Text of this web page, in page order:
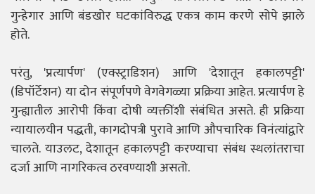
गुन्हेगार आणि बंडखोर घटकांविरुद्ध एकत्र काम करणे सोपे झाले
होते.
परंतु, 'प्रत्यार्पण' (एक्स्ट्राडिशन) आणि 'देशातून हकालपट्टी'
(डिपॉर्टेशन) या दोन संपूर्णपणे वेगवेगळ्या प्रक्रिया आहेत. प्रत्यार्पण हे
गुन्ह्यातील आरोपी किंवा दोषी व्यक्तींशी संबंधित असते. ही प्रक्रिया
न्यायालयीन पद्धती, कागदोपत्री पुरावे आणि औपचारिक विनंत्यांद्वारे
चालते. याउलट, देशातून हकालपट्टी करण्याचा संबंध स्थलांतराचा
दर्जा आणि नागरिकत्व ठरवण्याशी असतो.